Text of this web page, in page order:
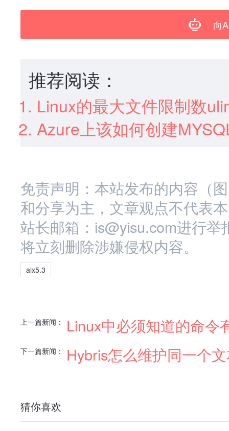
向
推荐阅读：
Linux的最大文件限制数
Azure上该如何创建
免责声明：本站发布的内容（
和分享为主，文章观点不代表
站长邮箱：is@yisu.com进行
将立刻删除涉嫌侵权内容。
aix5.3
上一篇新闻： Linux中必须知道的命令
下一篇新闻： Hybris怎么维护同一个
猜你喜欢